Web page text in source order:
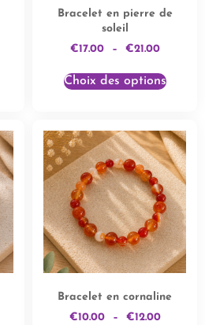
Bracelet en pierre de
soleil
€17.00 – €21.00
Choix des options
Bracelet en cornaline
€10.00 – €12.00